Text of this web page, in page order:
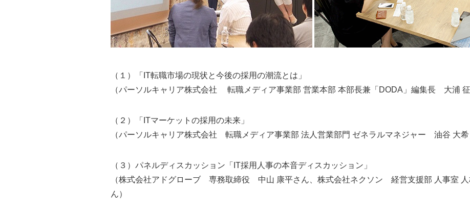
（１）「IT転職市場の現状と今後の採用の潮流とは」
（パーソルキャリア株式会社 転職メディア事業部 営業本部 本部長兼「DODA」編集長 大浦 征
（２）「ITマーケットの採用の未来」
（パーソルキャリア株式会社 転職メディア事業部 法人営業部門 ゼネラルマネジャー 油谷 大希
（３）パネルディスカッション「IT採用人事の本音ディスカッション」
（株式会社アドグローブ 専務取締役 中山 康平さん、株式会社ネクソン 経営支援部 人事室
ん）